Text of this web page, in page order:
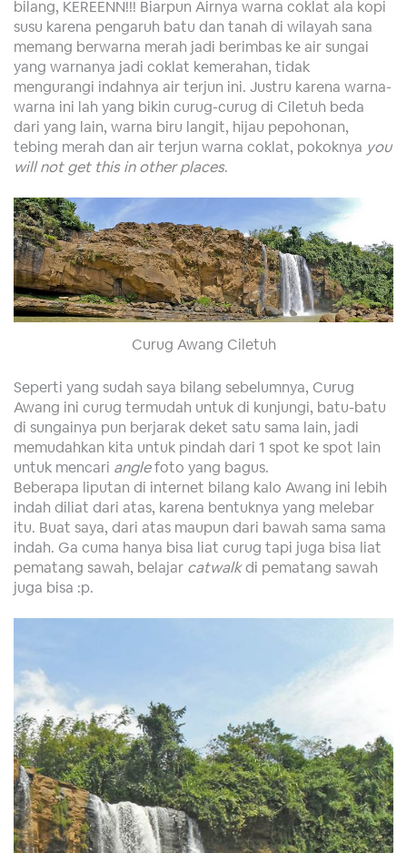
bilang, KEREENN!!! Biarpun Airnya warna coklat ala kopi
susu karena pengaruh batu dan tanah di wilayah sana
memang berwarna merah jadi berimbas ke air sungai
yang warnanya jadi coklat kemerahan, tidak
mengurangi indahnya air terjun ini. Justru karena warna-
warna ini lah yang bikin curug-curug di Ciletuh beda
dari yang lain, warna biru langit, hijau pepohonan,
tebing merah dan air terjun warna coklat, pokoknya you
will not get this in other places.
Curug Awang Ciletuh
Seperti yang sudah saya bilang sebelumnya, Curug
Awang ini curug termudah untuk di kunjungi, batu-batu
di sungainya pun berjarak deket satu sama lain, jadi
memudahkan kita untuk pindah dari 1 spot ke spot lain
untuk mencari anglefoto yang bagus.
Beberapa liputan di internet bilang kalo Awang ini lebih
indah diliat dari atas, karena bentuknya yang melebar
itu. Buat saya, dari atas maupun dari bawah sama sama
indah. Ga cuma hanya bisa liat curug tapi juga bisa liat
pematang sawah, belajar catwalkdi pematang sawah
juga bisa :p.